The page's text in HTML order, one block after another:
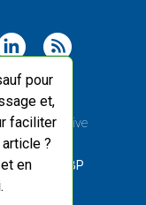
pour
et,
faciliter
?
en
, sauf Creative
, Back-end : ABP